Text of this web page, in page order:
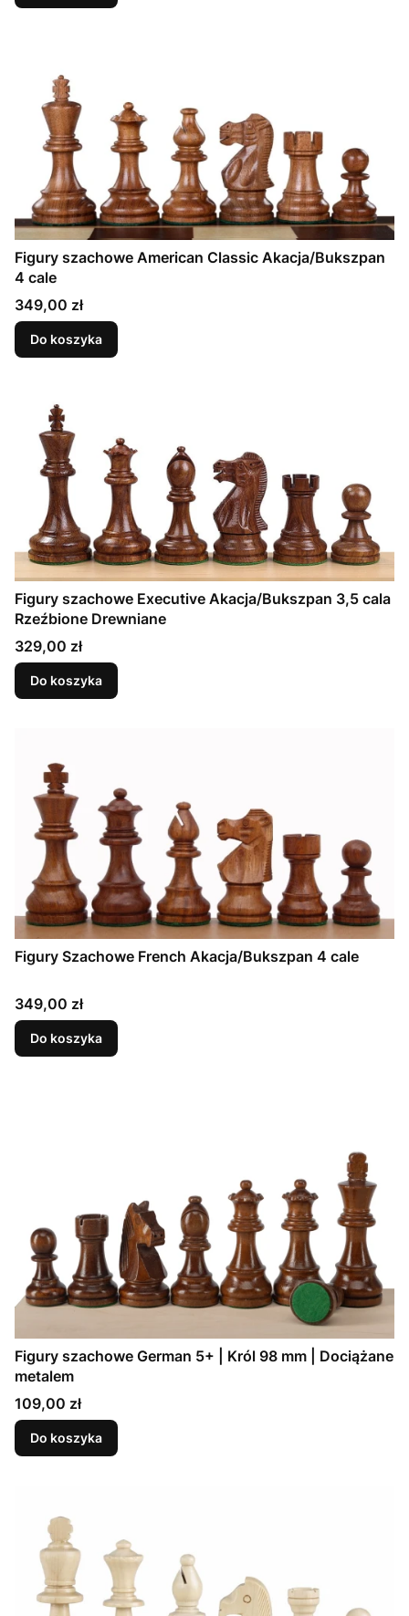
Figury szachowe American Classic Akacja/Bukszpan
4 cale
Cena
349,00 zł
Do koszyka
Figury szachowe Executive Akacja/Bukszpan 3,5 cala
Rzeźbione Drewniane
Cena
329,00 zł
Do koszyka
Figury Szachowe French Akacja/Bukszpan 4 cale
Cena
349,00 zł
Do koszyka
Figury szachowe German 5+ | Król 98 mm | Dociążane
metalem
Cena
109,00 zł
Do koszyka